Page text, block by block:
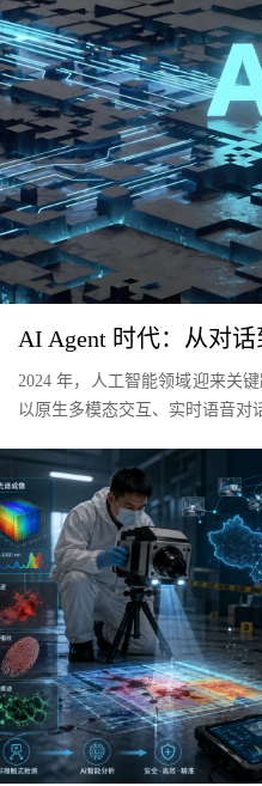
2024 年，人工智能领域迎来关
以原生多模态交互、实时语音对